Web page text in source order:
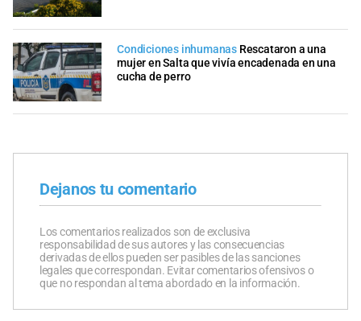
Condiciones inhumanas Rescataron a una
mujer en Salta que vivía encadenada en una
cucha de perro
Dejanos tu comentario
Los comentarios realizados son de exclusiva
responsabilidad de sus autores y las consecuencias
derivadas de ellos pueden ser pasibles de las sanciones
legales que correspondan. Evitar comentarios ofensivos o
que no respondan al tema abordado en la información.